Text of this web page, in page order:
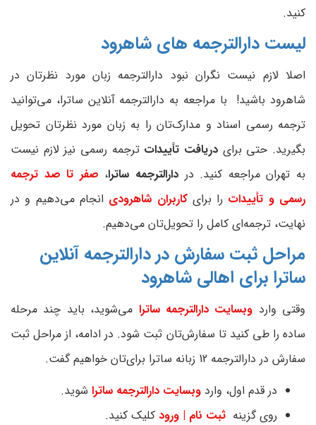
کنید.
لیست دارالترجمه های شاهرود
اصلا لازم نیست نگران نبود دارالترجمه زبان مورد نظرتان در
شاهرود باشید! با مراجعه به دارالترجمه آنلاین ساترا، می‌توانید
ترجمه رسمی اسناد و مدارک‌تان را به زبان مورد نظرتان تحویل
بگیرید. حتی برای دریافت تأییدات ترجمه رسمی نیز لازم نیست
به تهران مراجعه کنید. در دارالترجمه ساترا، صفر تا صد ترجمه
رسمی و تأییدات را برایکاربران شاهرودی انجام می‌دهیم و در
نهایت، ترجمه‌ای کامل را تحویل‌تان می‌دهیم.
مراحل ثبت سفارش در دارالترجمه آنلاین
ساترا برای اهالی شاهرود
وقتی وارد وبسایت دارالترجمه ساترا می‌شوید، باید چند مرحله
ساده را طی کنید تا سفارش‌تان ثبت شود. در ادامه، از مراحل ثبت
سفارش در دارالترجمه 12 زبانه ساترا برای‌تان خواهیم گفت.
در قدم اول، وارد وبسایت دارالترجمه ساترا شوید.
روی گزینه ثبت نام | ورود کلیک کنید.